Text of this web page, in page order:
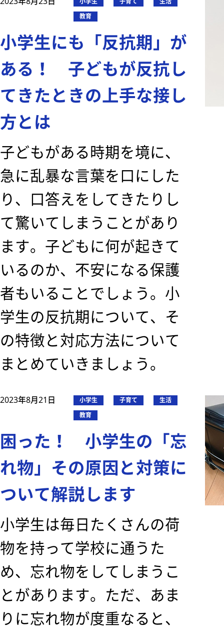
教育
小学生にも「反抗期」が
ある！ 子どもが反抗し
てきたときの上手な接し
方とは
子どもがある時期を境に、
急に乱暴な言葉を口にした
り、口答えをしてきたりし
て驚いてしまうことがあり
ます。子どもに何が起きて
いるのか、不安になる保護
者もいることでしょう。小
学生の反抗期について、そ
の特徴と対応方法について
まとめていきましょう。
2023年8月21日 小学生 子育て
生活
教育
困った！ 小学生の「忘
れ物」その原因と対策に
ついて解説します
小学生は毎日たくさんの荷
物を持って学校に通うた
め、忘れ物をしてしまうこ
とがあります。ただ、あま
りに忘れ物が度重なると、